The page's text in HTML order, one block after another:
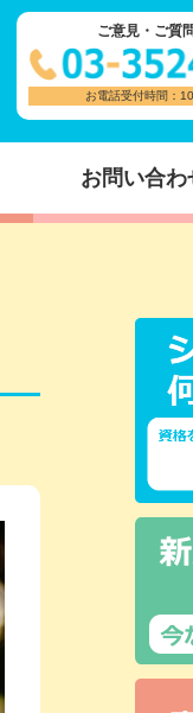
ご意見・ご質
お電話受付時間：
お問い合わ